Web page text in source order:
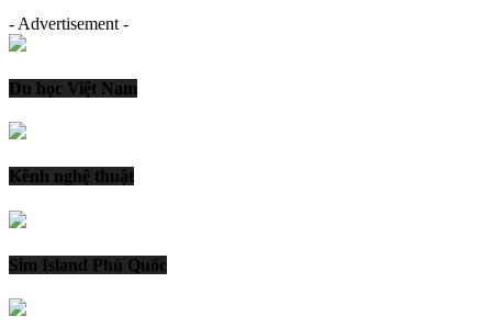
- Advertisement -
Du học Việt Nam
Kênh nghệ thuật
Sim Island Phú Quốc